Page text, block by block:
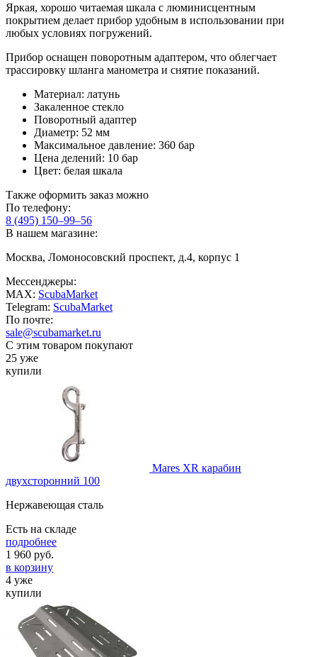
Яркая, хорошо читаемая шкала с люминисцентным
покрытием делает прибор удобным в использовании при
любых условиях погружений.
Прибор оснащен поворотным адаптером, что облегчает
трассировку шланга манометра и снятие показаний.
Материал: латунь
Закаленное стекло
Поворотный адаптер
Диаметр: 52 мм
Максимальное давление: 360 бар
Цена делений: 10 бар
Цвет: белая шкала
Также оформить заказ можно
По телефону:
8 (495) 150–99–56
В нашем магазине:
Москва, Ломоносовский проспект, д.4, корпус 1
Мессенджеры:
MAX: ScubaMarket
Telegram: ScubaMarket
По почте:
sale@scubamarket.ru
С этим товаром покупают
25 уже
купили
Mares XR карабин
двухсторонний 100
Нержавеющая сталь
Есть на складе
подробнее
1 960 руб.
в корзину
4 уже
купили